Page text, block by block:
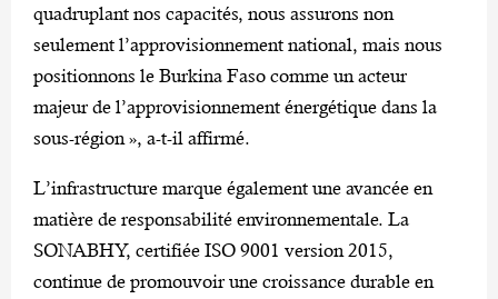
quadruplant nos capacités, nous assurons non
seulement l’approvisionnement national, mais nous
positionnons le Burkina Faso comme un acteur
majeur de l’approvisionnement énergétique dans la
sous-région », a-t-il affirmé.
L’infrastructure marque également une avancée en
matière de responsabilité environnementale. La
SONABHY, certifiée ISO 9001 version 2015,
continue de promouvoir une croissance durable en